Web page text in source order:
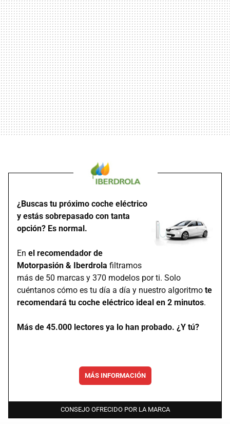
¿Buscas tu próximo coche eléctrico
y estás sobrepasado con tanta
opción? Es normal.
En el recomendador de
Motorpasión & Iberdrola filtramos
más de 50 marcas y 370 modelos por ti. Solo
cuéntanos cómo es tu día a día y nuestro algoritmo te
recomendará tu coche eléctrico ideal en 2 minutos.
Más de 45.000 lectores ya lo han probado. ¿Y tú?
MÁS INFORMACIÓN
CONSEJO OFRECIDO POR LA MARCA